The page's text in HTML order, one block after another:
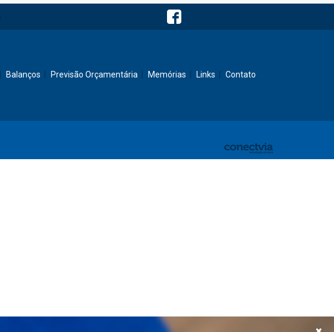
Balanços Previsão Orçamentária Memórias Links Contato